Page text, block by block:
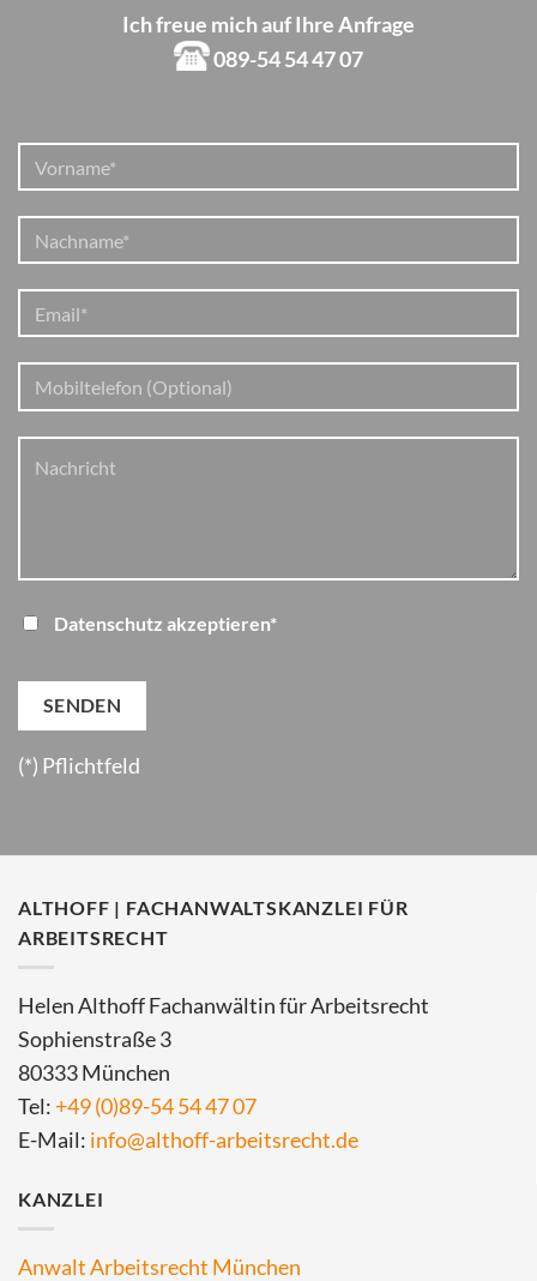
Ich freue mich auf Ihre Anfrage
089-54 54 47 07
Datenschutz akzeptieren*
(*) Pflichtfeld
ALTHOFF | FACHANWALTSKANZLEI FÜR
ARBEITSRECHT
Helen Althoff Fachanwältin für Arbeitsrecht
Sophienstraße 3
80333 München
Tel: +49 (0)89-54 54 47 07
E-Mail: info@althoff-arbeitsrecht.de
KANZLEI
Anwalt Arbeitsrecht München